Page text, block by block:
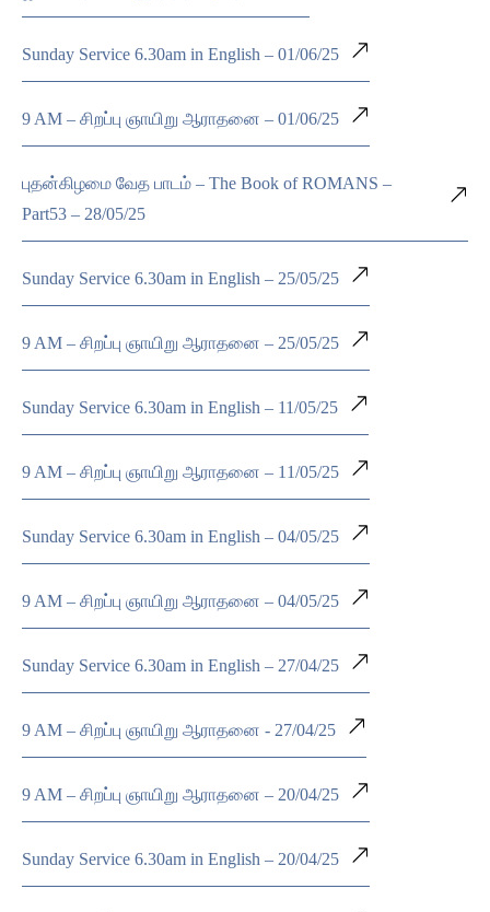
Sunday Service 6.30am in English – 01/06/25
9 AM – சிறப்பு ஞாயிறு ஆராதனை – 01/06/25
புதன்கிழமை வேத பாடம் – The Book of ROMANS –
Part53 – 28/05/25
Sunday Service 6.30am in English – 25/05/25
9 AM – சிறப்பு ஞாயிறு ஆராதனை – 25/05/25
Sunday Service 6.30am in English – 11/05/25
9 AM – சிறப்பு ஞாயிறு ஆராதனை – 11/05/25
Sunday Service 6.30am in English – 04/05/25
9 AM – சிறப்பு ஞாயிறு ஆராதனை – 04/05/25
Sunday Service 6.30am in English – 27/04/25
9 AM – சிறப்பு ஞாயிறு ஆராதனை - 27/04/25
9 AM – சிறப்பு ஞாயிறு ஆராதனை – 20/04/25
Sunday Service 6.30am in English – 20/04/25